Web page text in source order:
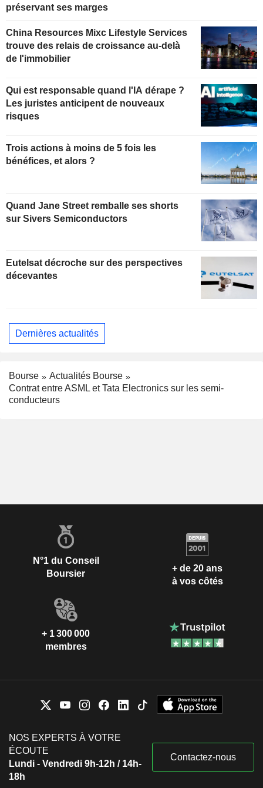
préservant ses marges
China Resources Mixc Lifestyle Services
trouve des relais de croissance au-delà
de l'immobilier
Qui est responsable quand l'IA dérape ?
Les juristes anticipent de nouveaux
risques
Trois actions à moins de 5 fois les
bénéfices, et alors ?
Quand Jane Street remballe ses shorts
sur Sivers Semiconductors
Eutelsat décroche sur des perspectives
décevantes
Dernières actualités
Bourse
Actualités Bourse
Contrat entre ASML et Tata Electronics sur les semi-
conducteurs
N°1 du Conseil
Boursier
+ de 20 ans
à vos côtés
+ 1 300 000
membres
NOS EXPERTS À VOTRE
ÉCOUTE
Lundi - Vendredi 9h-12h / 14h-
18h
Contactez-nous